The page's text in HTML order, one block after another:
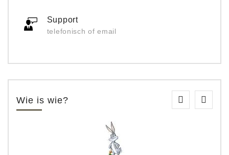
Support
telefonisch of email
Wie is wie?